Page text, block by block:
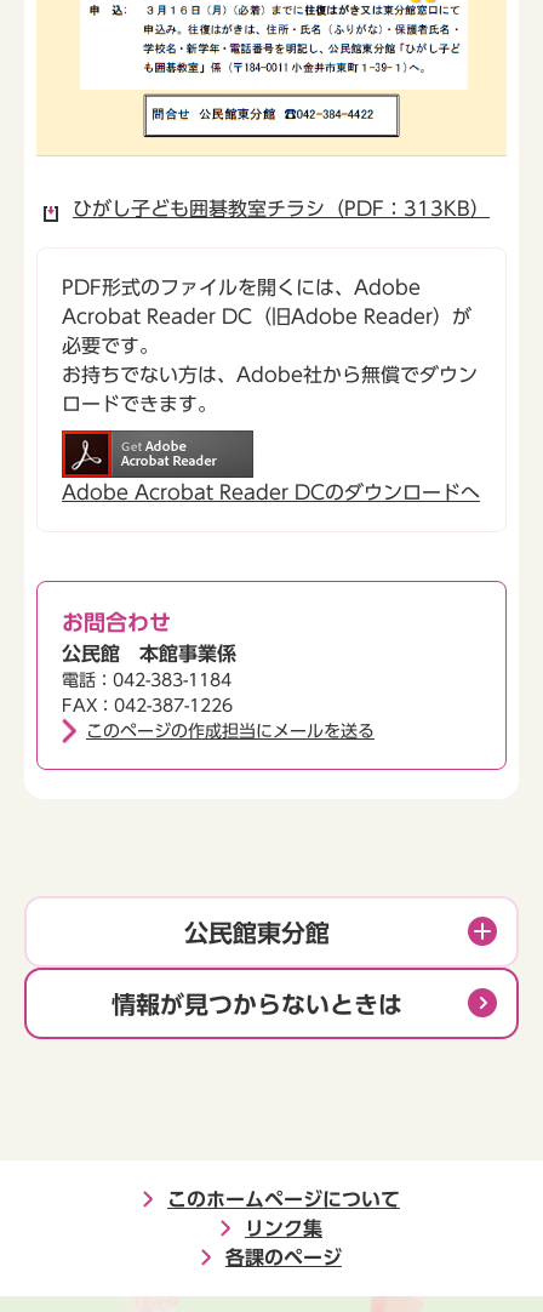
ひがし子ども囲碁教室チラシ（PDF：313KB）
PDF形式のファイルを開くには、Adobe
Acrobat Reader DC（旧Adobe Reader）が
必要です。
お持ちでない方は、Adobe社から無償でダウン
ロードできます。
Adobe Acrobat Reader DCのダウンロードへ
お問合わせ
公民館 本館事業係
電話：042-383-1184
FAX：042-387-1226
このページの作成担当にメールを送る
公民館東分館
情報が見つからないときは
このホームページについて
リンク集
各課のページ